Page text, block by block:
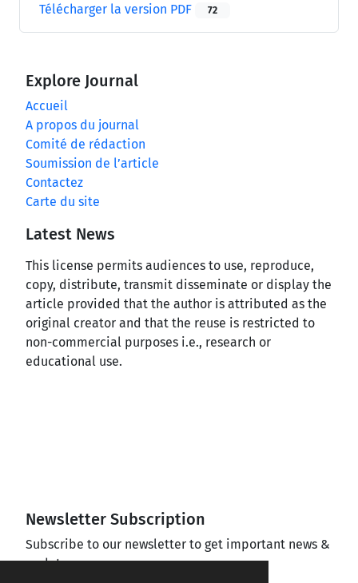
Télécharger la version PDF 72
Explore Journal
Accueil
A propos du journal
Comité de rédaction
Soumission de l’article
Contactez
Carte du site
Latest News
This license permits audiences to use, reproduce,
copy, distribute, transmit disseminate or display the
article provided that the author is attributed as the
original creator and that the reuse is restricted to
non-commercial purposes i.e., research or
educational use.
Newsletter Subscription
Subscribe to our newsletter to get important news &
updates